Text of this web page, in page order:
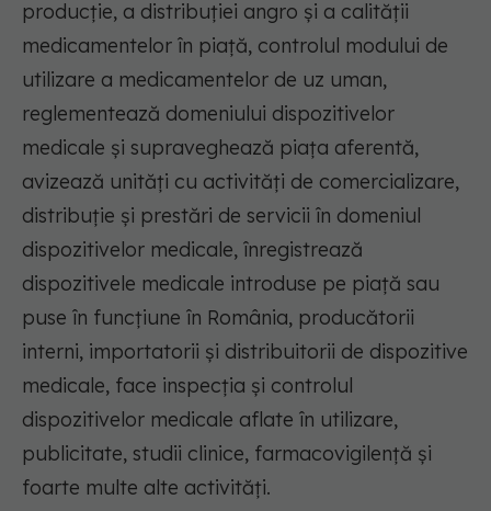
producţie, a distribuţiei angro şi a calității
medicamentelor în piaţă, controlul modului de
utilizare a medicamentelor de uz uman,
reglementează domeniului dispozitivelor
medicale și supraveghează piața aferentă,
avizează unităţi cu activităţi de comercializare,
distribuţie şi prestări de servicii în domeniul
dispozitivelor medicale, înregistrează
dispozitivele medicale introduse pe piaţă sau
puse în funcţiune în România, producătorii
interni, importatorii şi distribuitorii de dispozitive
medicale, face inspecția şi controlul
dispozitivelor medicale aflate în utilizare,
publicitate, studii clinice, farmacovigilenţă și
foarte multe alte activități.